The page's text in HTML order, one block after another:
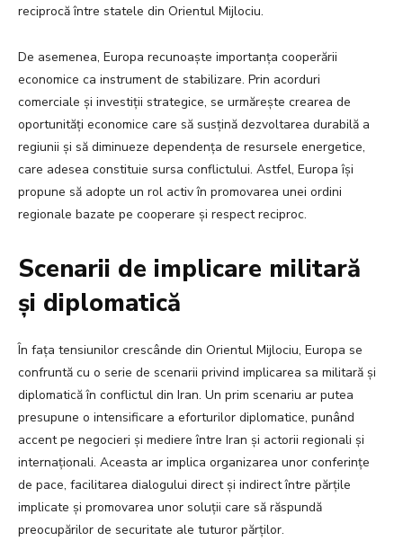
reciprocă între statele din Orientul Mijlociu.
De asemenea, Europa recunoaște importanța cooperării
economice ca instrument de stabilizare. Prin acorduri
comerciale și investiții strategice, se urmărește crearea de
oportunități economice care să susțină dezvoltarea durabilă a
regiunii și să diminueze dependența de resursele energetice,
care adesea constituie sursa conflictului. Astfel, Europa își
propune să adopte un rol activ în promovarea unei ordini
regionale bazate pe cooperare și respect reciproc.
Scenarii de implicare militară
și diplomatică
În fața tensiunilor crescânde din Orientul Mijlociu, Europa se
confruntă cu o serie de scenarii privind implicarea sa militară și
diplomatică în conflictul din Iran. Un prim scenariu ar putea
presupune o intensificare a eforturilor diplomatice, punând
accent pe negocieri și mediere între Iran și actorii regionali și
internaționali. Aceasta ar implica organizarea unor conferințe
de pace, facilitarea dialogului direct și indirect între părțile
implicate și promovarea unor soluții care să răspundă
preocupărilor de securitate ale tuturor părților.